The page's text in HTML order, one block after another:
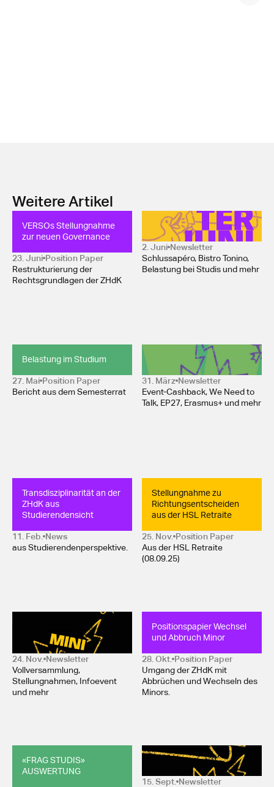
VERSOs Stellungnahme
zur neuen Governance
23. Juni Position Paper
Restrukturierung der
Rechtsgrundlagen der ZHdK
Newsletter Juni 2026
2. Juni Newsletter
Schlussapéro, Bistro Tonino,
Belastung bei Studis und mehr
Belastung im Studium
27. Mai Position Paper
Bericht aus dem Semesterrat
Newsletter April 2026
31. März Newsletter
Event-Cashback, We Need to
Talk, EP27, Erasmus+ und mehr
Transdisziplinarität an der
ZHdK aus
Studierendensicht
11. Feb. News
aus Studierendenperspektive.
Stellungnahme zu
Richtungsentscheiden
aus der HSL Retraite
25. Nov. Position Paper
Aus der HSL Retraite
(08.09.25)
November 2025
24. Nov. Newsletter
Vollversammlung,
Stellungnahmen, Infoevent
und mehr
Positionspapier Wechsel
und Abbruch Minor
28. Okt. Position Paper
Umgang der ZHdK mit
Abbrüchen und Wechseln des
Minors.
«FRAG STUDIS»
AUSWERTUNG
Newsletter Oktober 2025
15. Sept. Newsletter
Weitere Artikel